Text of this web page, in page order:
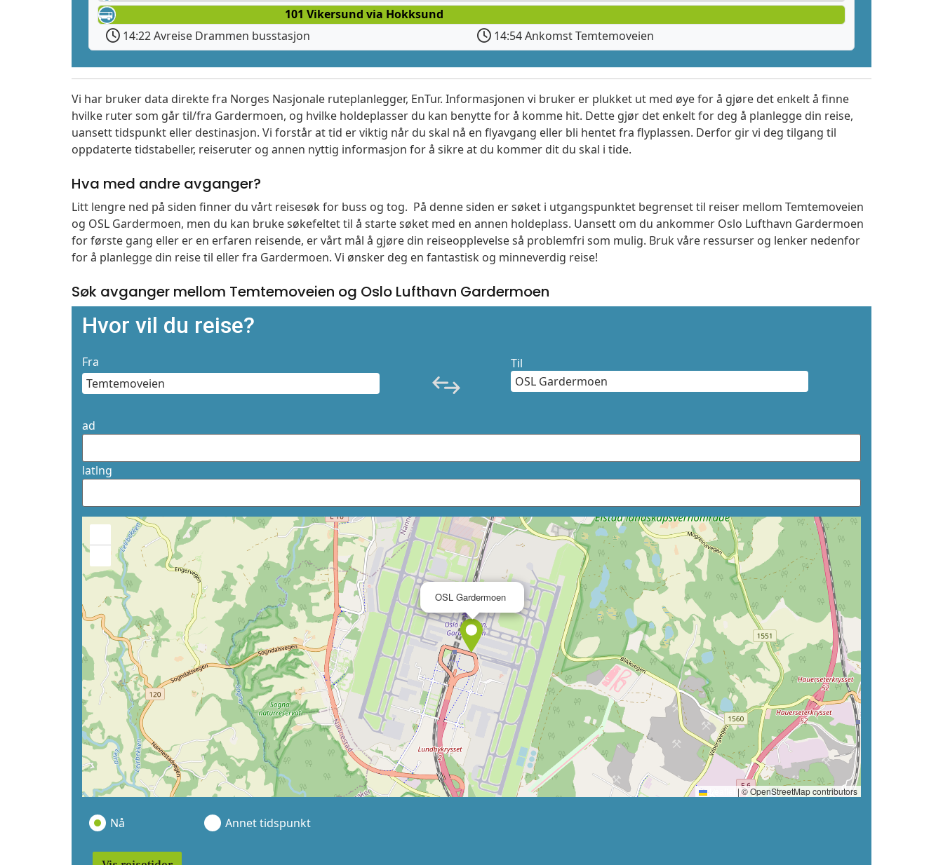
101 Vikersund via Hokksund
14:22 Avreise Drammen busstasjon
14:54 Ankomst Temtemoveien
Vi har bruker data direkte fra Norges Nasjonale ruteplanlegger, EnTur. Informasjonen vi bruker er plukket ut med øye for å gjøre det enkelt å finne
hvilke ruter som går til/fra Gardermoen, og hvilke holdeplasser du kan benytte for å komme hit. Dette gjør det enkelt for deg å planlegge din reise,
uansett tidspunkt eller destinasjon. Vi forstår at tid er viktig når du skal nå en flyavgang eller bli hentet fra flyplassen. Derfor gir vi deg tilgang til
oppdaterte tidstabeller, reiseruter og annen nyttig informasjon for å sikre at du kommer dit du skal i tide.
Hva med andre avganger?
Litt lengre ned på siden finner du vårt reisesøk for buss og tog. På denne siden er søket i utgangspunktet begrenset til reiser mellom Temtemoveien
og OSL Gardermoen, men du kan bruke søkefeltet til å starte søket med en annen holdeplass. Uansett om du ankommer Oslo Lufthavn Gardermoen
for første gang eller er en erfaren reisende, er vårt mål å gjøre din reiseopplevelse så problemfri som mulig. Bruk våre ressurser og lenker nedenfor
for å planlegge din reise til eller fra Gardermoen. Vi ønsker deg en fantastisk og minneverdig reise!
Søk avganger mellom Temtemoveien og Oslo Lufthavn Gardermoen
Hvor vil du reise?
Fra Til
ad
latlng
OSL Gardermoen
Leaflet | © OpenStreetMap contributors
Nå Annet tidspunkt